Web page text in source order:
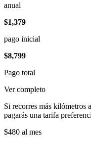
anual
$1,379
pago inicial
$8,799
Pago total
Ver completo
Si recorres más kilómetros
pagarás una tarifa
$480 al mes